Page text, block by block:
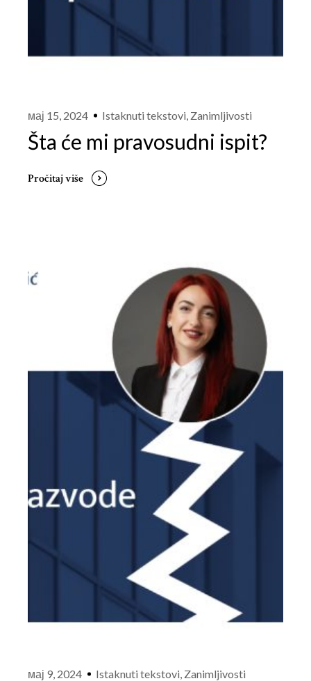
мај 15, 2024 Istaknuti tekstovi, Zanimljivosti
Šta će mi pravosudni ispit?
Pročitaj više
мај 9, 2024 Istaknuti tekstovi, Zanimljivosti